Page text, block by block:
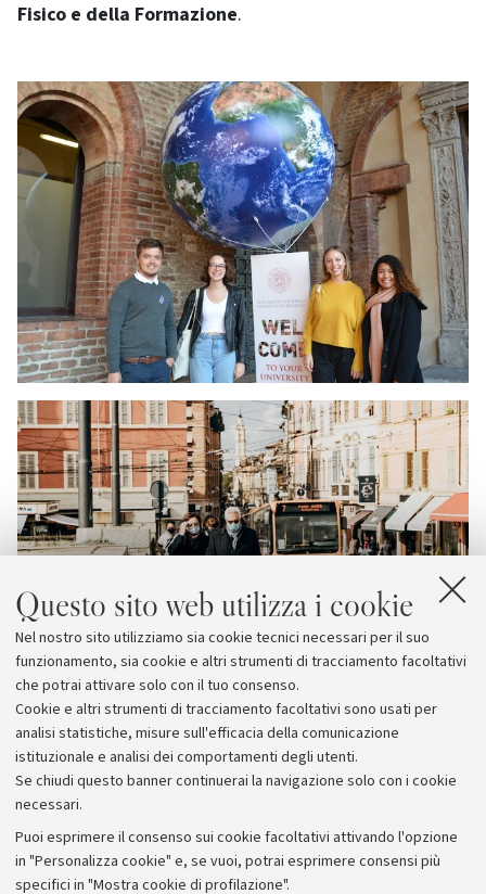
Questo sito web utilizza i cookie
Nel nostro sito utilizziamo sia cookie tecnici necessari per il suo
funzionamento, sia cookie e altri strumenti di tracciamento facoltativi
che potrai attivare solo con il tuo consenso.
Cookie e altri strumenti di tracciamento facoltativi sono usati per
analisi statistiche, misure sull'efficacia della comunicazione
istituzionale e analisi dei comportamenti degli utenti.
Se chiudi questo banner continuerai la navigazione solo con i cookie
necessari.
Puoi esprimere il consenso sui cookie facoltativi attivando l'opzione
in "Personalizza cookie" e, se vuoi, potrai esprimere consensi più
specifici in "Mostra cookie di profilazione".
Fisico e della Formazione.
Archivio
Comunicati stampa